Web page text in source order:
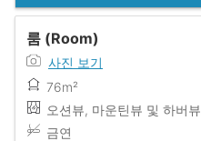
룸 (Room)
사진 보기
76m²
오션뷰, 마운틴뷰 및 하버뷰
금연